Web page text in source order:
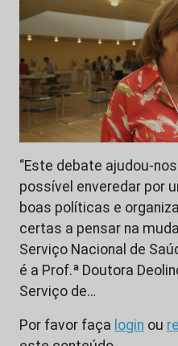
“Este debate ajudou-
possível enveredar por
boas políticas e
certas a pensar na
Serviço Nacional de
é a Prof.ª Doutora
Serviço de…
Por favor faça login ou